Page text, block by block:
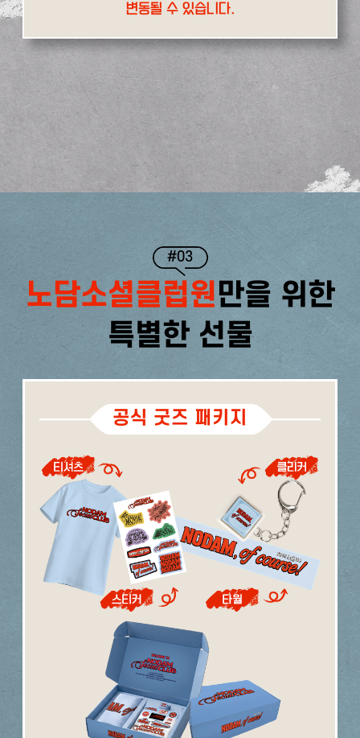
변동될 수 있습니다.
#03
노담소셜클럽원만을 위한
특별한 선물
공식 굿즈 패키지